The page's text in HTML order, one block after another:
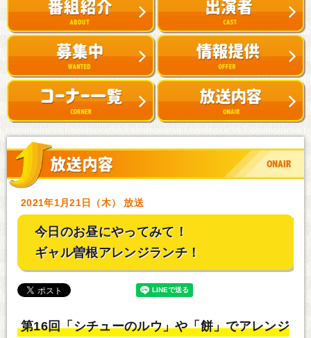
2021年1月21日（木） 放送
今日のお昼にやってみて！
ギャル曽根アレンジランチ！
第16回「シチューのルウ」や「餅」でアレンジ